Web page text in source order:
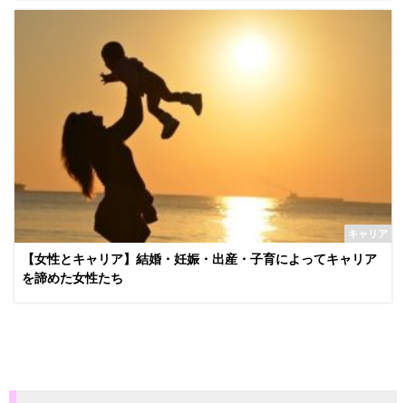
キャリア
【女性とキャリア】結婚・妊娠・出産・子育によってキャリア
を諦めた女性たち